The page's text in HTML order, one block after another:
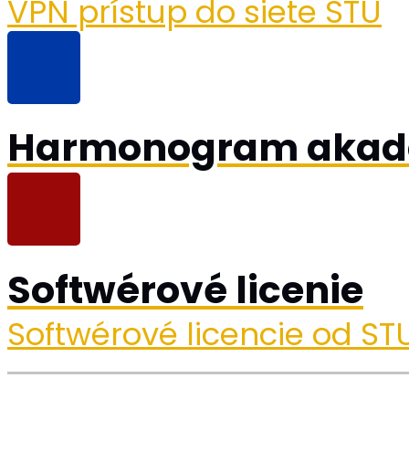
VPN prístup do siete STU
Harmonogram
Softwérové licenie
Softwérové licencie od